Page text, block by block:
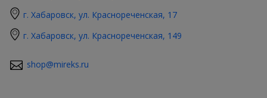
г. Хабаровск, ул. Краснореченская, 17
г. Хабаровск, ул. Краснореченская, 149
shop@mireks.ru